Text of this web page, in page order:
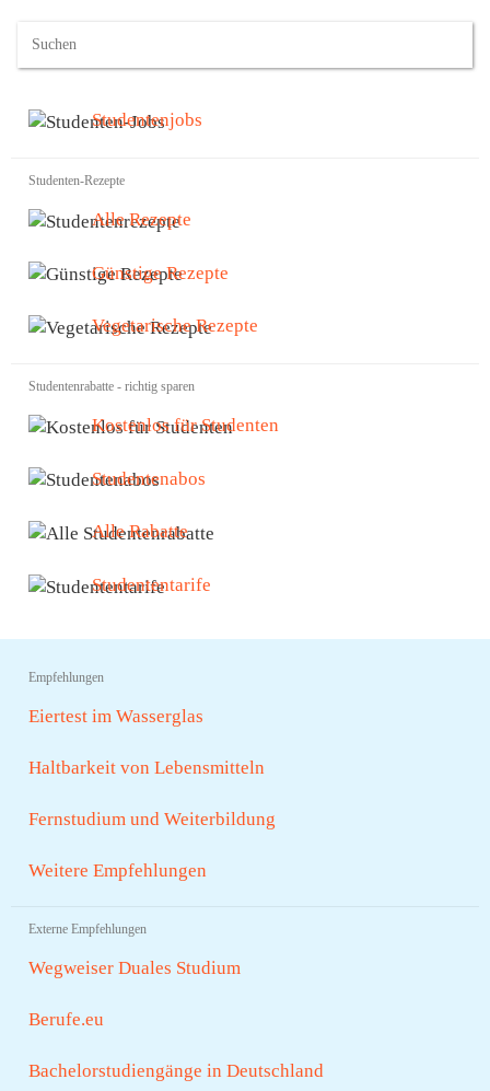
Studentenjobs
Studenten-Rezepte
Alle Rezepte
Günstige Rezepte
Vegetarische Rezepte
Studentenrabatte - richtig sparen
Kostenlos für Studenten
Studentenabos
Alle Rabatte
Studententarife
Empfehlungen
Eiertest im Wasserglas
Haltbarkeit von Lebensmitteln
Fernstudium und Weiterbildung
Weitere Empfehlungen
Externe Empfehlungen
Wegweiser Duales Studium
Berufe.eu
Bachelorstudiengänge in Deutschland